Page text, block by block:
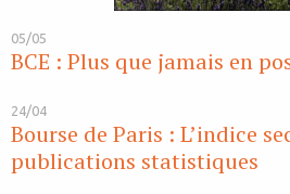
05/05
BCE : Plus que jamais en
24/04
Bourse de Paris : L’indice
publications statistiques